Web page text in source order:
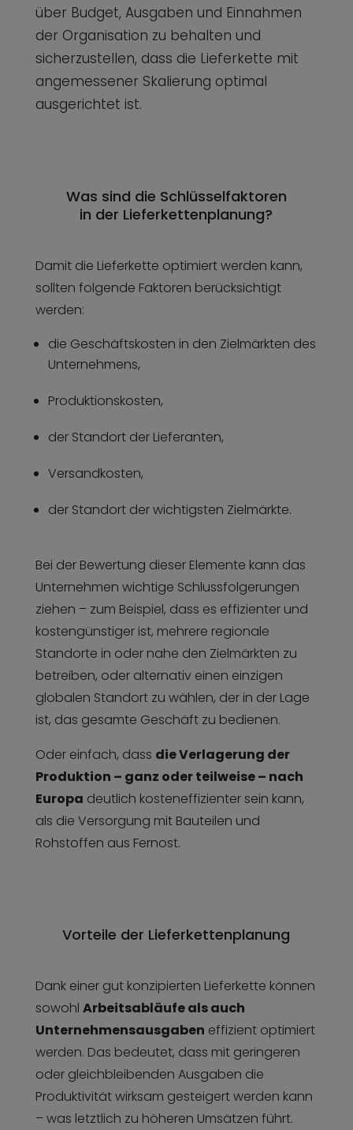
über Budget, Ausgaben und Einnahmen
der Organisation zu behalten und
sicherzustellen, dass die Lieferkette mit
angemessener Skalierung optimal
ausgerichtet ist.
Was sind die Schlüsselfaktoren
in der Lieferkettenplanung?
Damit die Lieferkette optimiert werden kann,
sollten folgende Faktoren berücksichtigt
werden:
die Geschäftskosten in den Zielmärkten des
Unternehmens,
Produktionskosten,
der Standort der Lieferanten,
Versandkosten,
der Standort der wichtigsten Zielmärkte.
Bei der Bewertung dieser Elemente kann das
Unternehmen wichtige Schlussfolgerungen
ziehen – zum Beispiel, dass es effizienter und
kostengünstiger ist, mehrere regionale
Standorte in oder nahe den Zielmärkten zu
betreiben, oder alternativ einen einzigen
globalen Standort zu wählen, der in der Lage
ist, das gesamte Geschäft zu bedienen.
Oder einfach, dass die Verlagerung der
Produktion – ganz oder teilweise – nach
Europa deutlich kosteneffizienter sein kann,
als die Versorgung mit Bauteilen und
Rohstoffen aus Fernost.
Vorteile der Lieferkettenplanung
Dank einer gut konzipierten Lieferkette können
sowohl Arbeitsabläufe als auch
Unternehmensausgaben effizient optimiert
werden. Das bedeutet, dass mit geringeren
oder gleichbleibenden Ausgaben die
Produktivität wirksam gesteigert werden kann
– was letztlich zu höheren Umsätzen führt.